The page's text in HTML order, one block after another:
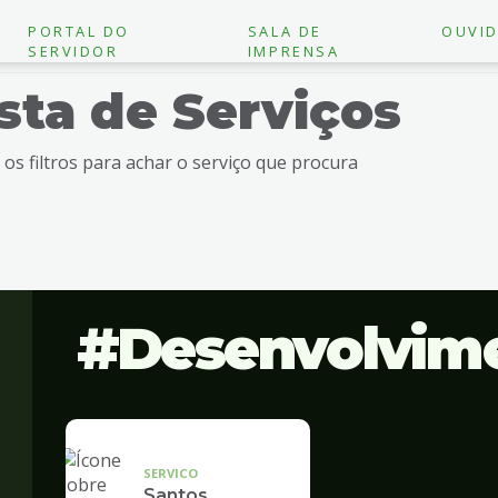
PORTAL DO
SERVIDOR
SALA DE
IMPRENSA
de Serviços
os filtros para achar o serviço que procura
SERVICO